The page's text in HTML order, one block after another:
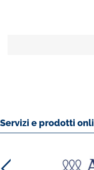
Servizi e prodotti